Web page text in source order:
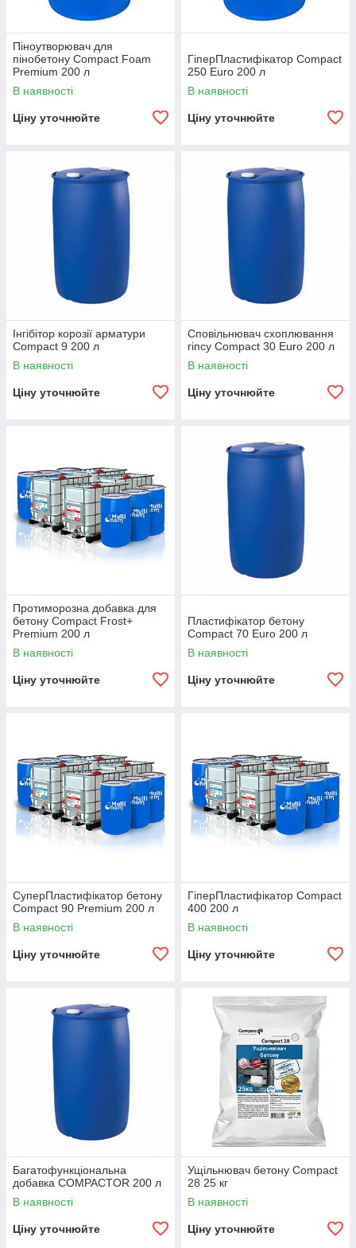
Піноутворювач для
пінобетону Compact Foam
Premium 200 л
В наявності
Ціну уточнюйте
ГіперПластифікатор Compact
250 Euro 200 л
В наявності
Ціну уточнюйте
Інгібітор корозії арматури
Compact 9 200 л
В наявності
Ціну уточнюйте
Сповільнювач схоплювання
гіпсу Compact 30 Euro 200 л
В наявності
Ціну уточнюйте
Протиморозна добавка для
бетону Compact Frost+
Premium 200 л
В наявності
Ціну уточнюйте
Пластифікатор бетону
Compact 70 Euro 200 л
В наявності
Ціну уточнюйте
СуперПластифікатор бетону
Compact 90 Premium 200 л
В наявності
Ціну уточнюйте
ГіперПластифікатор Compact
400 200 л
В наявності
Ціну уточнюйте
Багатофункціональна
добавка COMPACTOR 200 л
В наявності
Ціну уточнюйте
Ущільнювач бетону Compact
28 25 кг
В наявності
Ціну уточнюйте